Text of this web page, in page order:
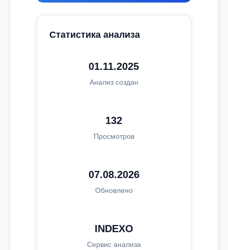
Статистика анализа
01.11.2025
Анализ создан
132
Просмотров
07.08.2026
Обновлено
INDEXO
Сервис анализа